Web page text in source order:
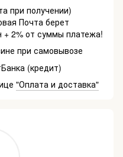
при получении)
Почта берет
+ 2% от суммы платежа!
при самовывозе
(кредит)
"Оплата и доставка"